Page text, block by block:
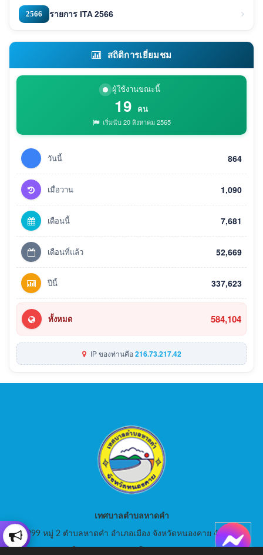
2566 รายการ ITA 2566
สถิติการเยี่ยมชม
ผู้ใช้งานขณะนี้
19 คน
เริ่มนับ 20 สิงหาคม 2565
วันนี้ 864
เมื่อวาน 1,090
เดือนนี้ 7,681
เดือนที่แล้ว 52,669
ปีนี้ 337,623
ทั้งหมด 584,104
IP ของท่านคือ216.73.217.42
เทศบาลตำบลหาดคำ
999 หมู่ 2 ตำบลหาดคำ อำเภอเมือง จังหวัดหนองคาย 43000